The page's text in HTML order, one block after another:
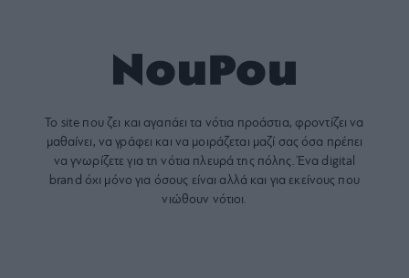
Το site που ζει και αγαπάει τα νότια προάστια, φροντίζει να
μαθαίνει, να γράφει και να μοιράζεται μαζί σας όσα πρέπει
να γνωρίζετε για τη νότια πλευρά της πόλης. Ένα digital
brand όχι μόνο για όσους είναι αλλά και για εκείνους που
νιώθουν νότιοι.